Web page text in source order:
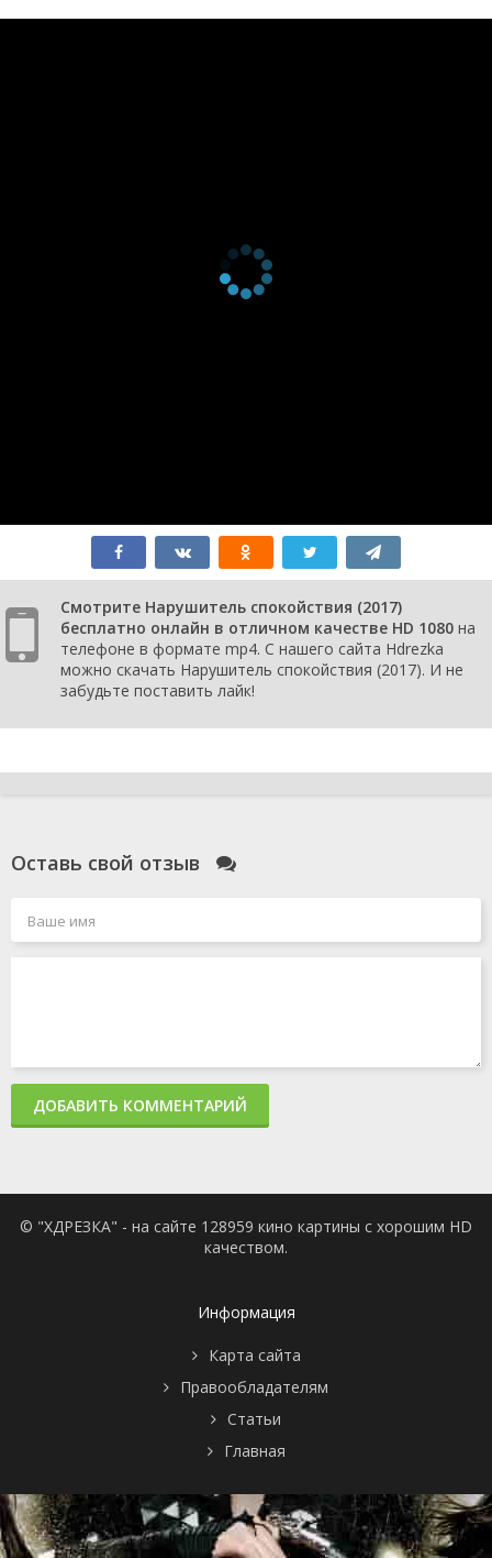
Смотрите Нарушитель спокойствия (2017)
бесплатно онлайн в отличном качестве HD 1080 на
телефоне в формате mp4. С нашего сайта Hdrezka
можно скачать Нарушитель спокойствия (2017). И не
забудьте поставить лайк!
Оставь свой отзыв
ДОБАВИТЬ КОММЕНТАРИЙ
© "ХДРЕЗКА" - на сайте 128959 кино картины с хорошим HD
качеством.
Информация
Карта сайта
Правообладателям
Статьи
Главная